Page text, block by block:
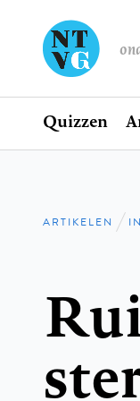
Home
Quizzen
ARTIKELEN